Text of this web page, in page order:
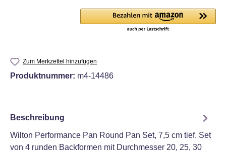
Zum Merkzettel hinzufügen
Produktnummer: m4-14486
Beschreibung
Wilton Performance Pan Round Pan Set, 7,5 cm tief. Set
von 4 runden Backformen mit Durchmesser 20, 25, 30